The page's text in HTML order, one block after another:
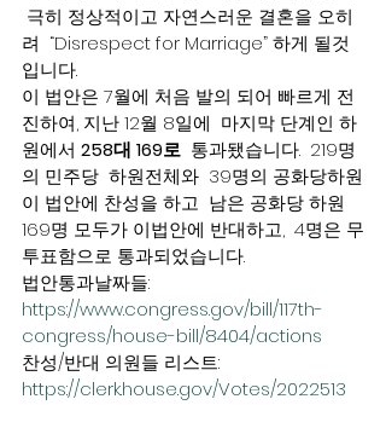
극히 정상적이고 자연스러운 결혼을 오히
려  “Disrespect for Marriage” 하게 될것
입니다.
이 법안은 7월에 처음 발의 되어 빠르게 전
진하여, 지난 12월 8일에  마지막 단계인 하
원에서 258대 169로
  통과됐습니다.  219명
의 민주당  하원전체와  39명의 공화당하원
이 법안에 찬성을 하고  남은 공화당 하원
169명 모두가 이법안에 반대하고,  4명은 무
투표함으로 통과되었습니다.
법안통과날짜들:
https://www.congress.gov/bill/117th-
congress/house-bill/8404/actions
찬성/반대 의원들 리스트:
https://clerk.house.gov/Votes/2022513